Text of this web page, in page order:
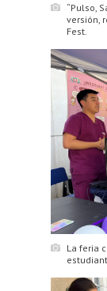
“Pulso,
versión,
Fest.
La feria